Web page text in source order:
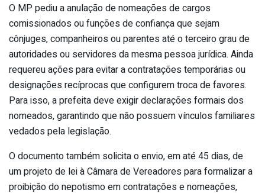
O MP pediu a anulação de nomeações de cargos
comissionados ou funções de confiança que sejam
cônjuges, companheiros ou parentes até o terceiro grau de
autoridades ou servidores da mesma pessoa jurídica. Ainda
requereu ações para evitar a contratações temporárias ou
designações recíprocas que configurem troca de favores.
Para isso, a prefeita deve exigir declarações formais dos
nomeados, garantindo que não possuem vínculos familiares
vedados pela legislação.
O documento também solicita o envio, em até 45 dias, de
um projeto de lei à Câmara de Vereadores para formalizar a
proibição do nepotismo em contratações e nomeações,